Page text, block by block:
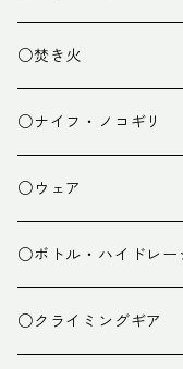
ランタン
テーブル
チェア
○焚き火
焚き火台
焚き火小物
○ナイフ・ノコギリ
○ウェア
ミドルレイヤー
ベースレイヤー
○ボトル・ハイドレー
○クライミングギア